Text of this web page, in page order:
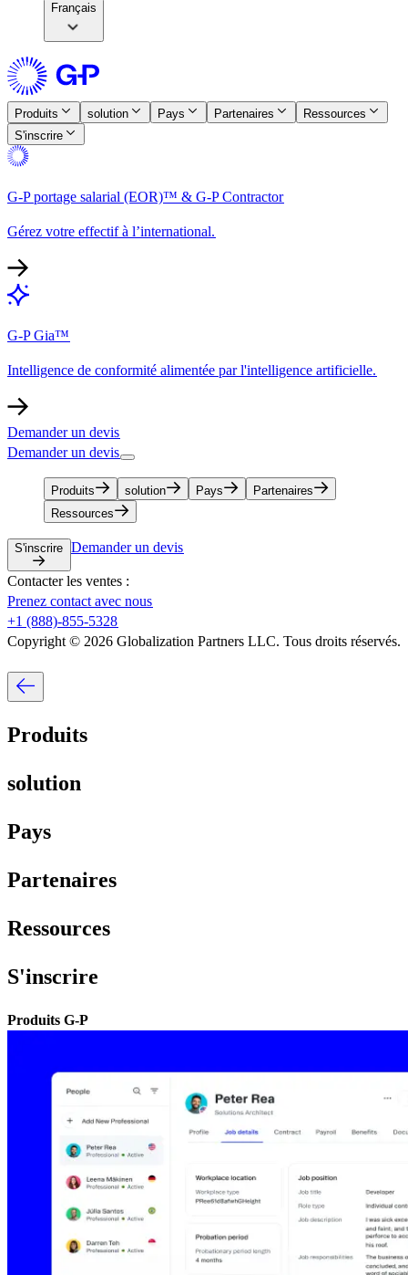
Français
Produits​​ solution​​ Pays​​ Partenaires​​
Ressources​​
S'inscrire​​
G-P portage salarial (EOR)™ & G-P Contractor​​
Gérez votre effectif à l’international.​​
G-P Gia™​​
Intelligence de conformité alimentée par l'intelligence artificielle.​​
Demander un devis​​
Demander un devis​​
Produits​​ solution​​ Pays​​
Partenaires​​
Ressources​​
S'inscrire​​ Demander un devis​​
Contacter les ventes :​​
Prenez contact avec nous​​
+1 (888)-855-5328​​
Copyright © 2026 Globalization Partners LLC. Tous droits réservés.​​
Produits​​
solution​​
Pays​​
Partenaires​​
Ressources​​
S'inscrire​​
Produits G-P​​